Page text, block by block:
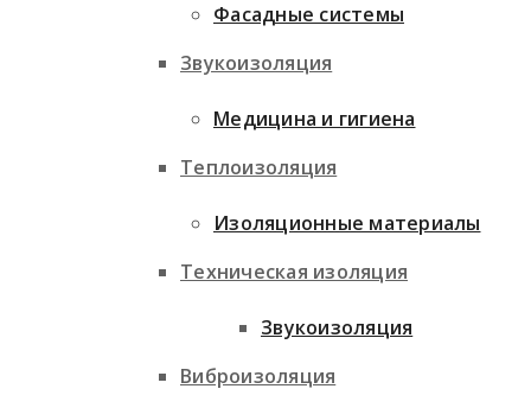
Звукоизоляция
Теплоизоляция
Техническая изоляция
Виброизоляция
Фасадные системы
Медицина и гигиена
Изоляционные материалы
Звукоизоляция